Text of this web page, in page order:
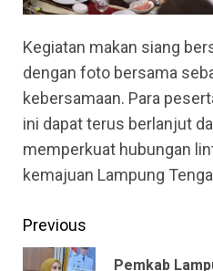
Kegiatan makan siang
dengan foto bersama
kebersamaan. Para
ini dapat terus berlanjut
memperkuat hubungan
kemajuan Lampung
Continue
Reading
Previous
Pemkab